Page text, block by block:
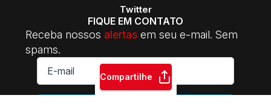
Compartilhe
Twitter
FIQUE EM CONTATO
Receba nossos alertas em seu e-mail. Sem
spams.
E-
mail